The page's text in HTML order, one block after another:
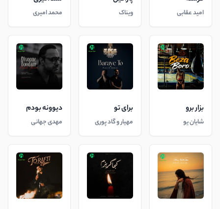
امید عقابی ویناک محمد امیری
بزار برو
شایان یو
برای تو
مهیار و گاد پوری
دیوونه بودم
مهدی جهانی